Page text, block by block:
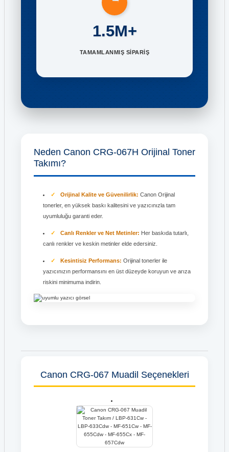
1.5M+
TAMAMLANMIŞ SİPARİŞ
Neden Canon CRG-067H Orijinal Toner
Takımı?
Orijinal Kalite ve Güvenilirlik: Canon Orijinal
tonerler, en yüksek baskı kalitesini ve yazıcınızla tam
uyumluluğu garanti eder.
Canlı Renkler ve Net Metinler: Her baskıda tutarlı,
canlı renkler ve keskin metinler elde edersiniz.
Kesintisiz Performans: Orijinal tonerler ile
yazıcınızın performansını en üst düzeyde koruyun ve arıza
riskini minimuma indirin.
Canon CRG-067 Muadil Seçenekleri